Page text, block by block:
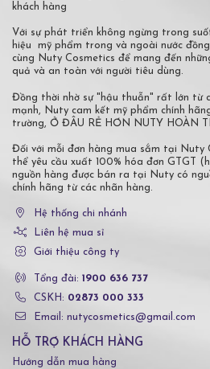
khách hàng
Với sự phát triển không ngừng trong
hiệu mỹ phẩm trong và ngoài nước
cùng Nuty Cosmetics để mang đến
quả và an toàn với người tiêu dùng.
Đồng thời nhờ sự "hậu thuẫn" rất lớn từ
mạnh, Nuty cam kết mỹ phẩm chính
trường, Ở ĐÂU RẺ HƠN NUTY HOÀN
Đối với mỗi đơn hàng mua sắm tại Nuty
thể yêu cầu xuất 100% hóa đơn GTGT
nguồn hàng được bán ra tại Nuty có
chính hãng từ các nhãn hàng.
Hệ thống chi nhánh
Liên hệ mua sỉ
Giới thiệu công ty
Tổng đài: 1900 636 737
CSKH: 02873 000 333
Email: nutycosmetics@gmail.com
HỖ TRỢ KHÁCH HÀNG
Hướng dẫn mua hàng